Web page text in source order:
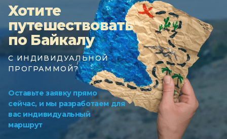
Хотите
путешествовать
по Байкалу
С ИНДИВИДУАЛЬНОЙ
ПРОГРАММОЙ?
Оставьте заявку прямо
сейчас, и мы разработаем для
вас индивидуальный
маршрут